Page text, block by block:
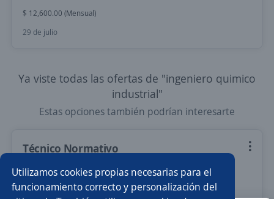
Utilizamos cookies propias necesarias para el
funcionamiento correcto y personalización del
$ 12,600.00 (Mensual)
29 de julio
Ya viste todas las ofertas de "ingeniero quimico
industrial"
Estas opciones también podrían interesarte
Técnico Normativo
Umán, Yucatán